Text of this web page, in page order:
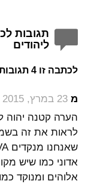
תגובות
ליהודים
לכתבה זו 4 תגובות באתר
מ ‏23 במרץ, 2015 בשעה 13:00
לראות את זה
אדוני כמו שיש
אלוהים ומנוקד